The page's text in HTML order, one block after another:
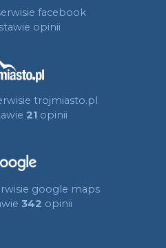
facebook
opinii
trojmiasto.pl
21 opinii
google maps
342 opinii